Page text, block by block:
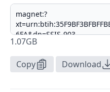
1.07GB
Copy Download